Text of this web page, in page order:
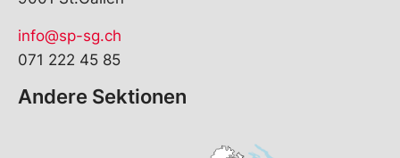
info@sp-sg.ch
071 222 45 85
Andere Sektionen